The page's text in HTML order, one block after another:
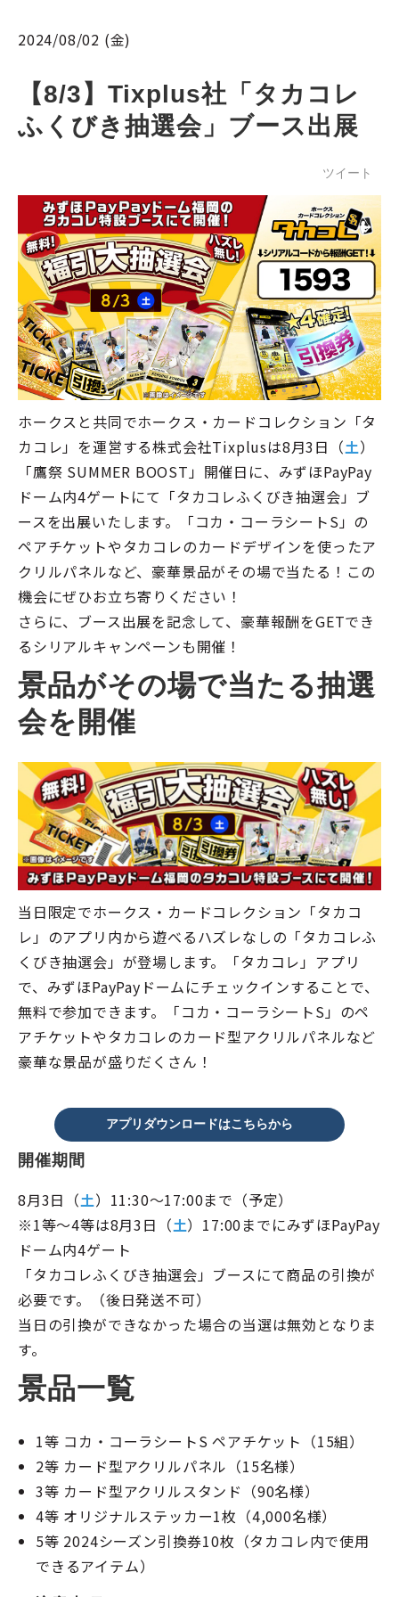
2024/08/02 (金)
【8/3】Tixplus社「タカコレ
ふくびき抽選会」ブース出展
ツイート
ホークスと共同でホークス・カードコレクション「タ
カコレ」を運営する株式会社Tixplusは8月3日（土）
「鷹祭 SUMMER BOOST」開催日に、みずほPayPay
ドーム内4ゲートにて「タカコレふくびき抽選会」ブ
ースを出展いたします。「コカ・コーラシートS」の
ペアチケットやタカコレのカードデザインを使ったア
クリルパネルなど、豪華景品がその場で当たる！この
機会にぜひお立ち寄りください！
さらに、ブース出展を記念して、豪華報酬をGETでき
るシリアルキャンペーンも開催！
景品がその場で当たる抽選
会を開催
当日限定でホークス・カードコレクション「タカコ
レ」のアプリ内から遊べるハズレなしの「タカコレふ
くびき抽選会」が登場します。「タカコレ」アプリ
で、みずほPayPayドームにチェックインすることで、
無料で参加できます。「コカ・コーラシートS」のペ
アチケットやタカコレのカード型アクリルパネルなど
豪華な景品が盛りだくさん！
アプリダウンロードはこちらから
開催期間
8月3日（土）11:30～17:00まで（予定）
※1等～4等は8月3日（土）17:00までにみずほPayPay
ドーム内4ゲート
「タカコレふくびき抽選会」ブースにて商品の引換が
必要です。（後日発送不可）
当日の引換ができなかった場合の当選は無効となりま
す。
景品一覧
1等 コカ・コーラシートS ペアチケット（15組）
2等 カード型アクリルパネル（15名様）
3等 カード型アクリルスタンド（90名様）
4等 オリジナルステッカー1枚（4,000名様）
5等 2024シーズン引換券10枚（タカコレ内で使用
できるアイテム）